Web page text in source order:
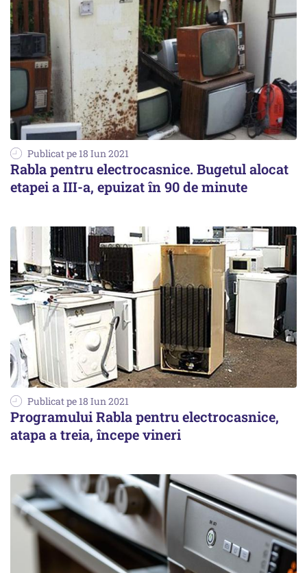
Publicat pe 18 Iun 2021
Rabla pentru electrocasnice. Bugetul alocat
etapei a III-a, epuizat în 90 de minute
Publicat pe 18 Iun 2021
Programului Rabla pentru electrocasnice,
atapa a treia, începe vineri